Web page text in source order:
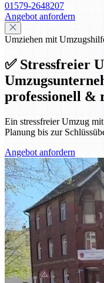
01579-2648207
Angebot anfordern
Umziehen mit
✅ Stressfreier
professionell &
Ein stressfreier Umzug
Planung bis zur
Angebot anfordern